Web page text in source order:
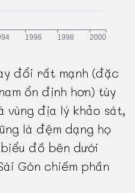
đổi rất mạnh (đặc
ổn định hơn) tùy
vùng địa lý khảo sát,
là đệm dạng họ
đồ bên dưới
Gòn chiếm phần